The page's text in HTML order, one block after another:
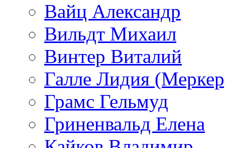
Вайц Александр
Вильдт Михаил
Винтер Виталий
Галле Лидия
Грамс Гельмуд
Гриненвальд Елена